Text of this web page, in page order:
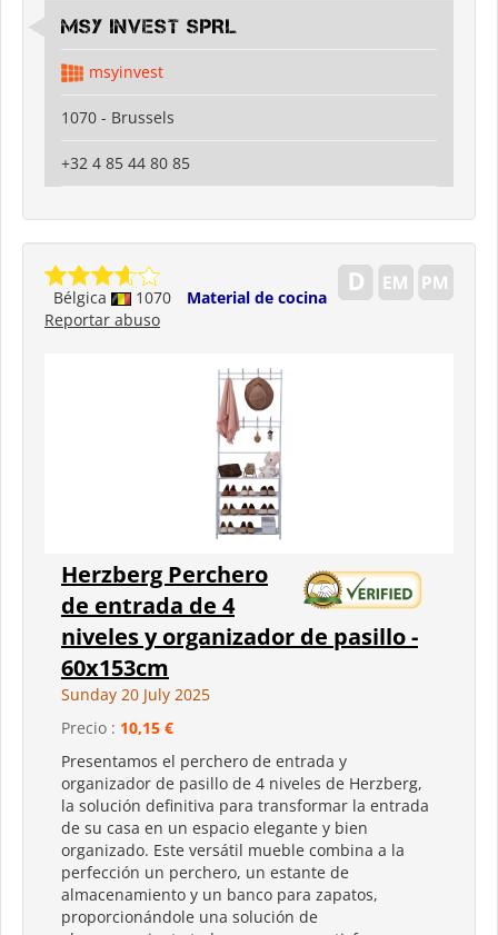
MSY INVEST SPRL
msyinvest
1070 - Brussels
+32 4 85 44 80 85
Bélgica 1070
Material de cocina
Reportar abuso
Herzberg Perchero
de entrada de 4
niveles y organizador de pasillo -
60x153cm
Sunday 20 July 2025
Precio : 10,15 €
Presentamos el perchero de entrada y
organizador de pasillo de 4 niveles de Herzberg,
la solución definitiva para transformar la entrada
de su casa en un espacio elegante y bien
organizado. Este versátil mueble combina a la
perfección un perchero, un estante de
almacenamiento y un banco para zapatos,
proporcionándole una solución de